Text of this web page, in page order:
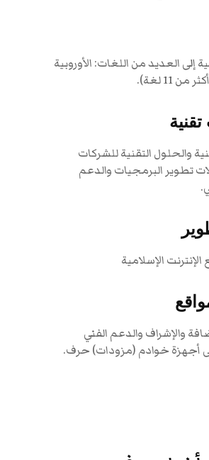
العديد من اللغات: الأوروبية
11 لغة).
والحلول التقنية للشركات
تطوير البرمجيات والدعم
الإسلامية
والإشراف والدعم الفني
أجهزة خوادم (مزودات) حرف.